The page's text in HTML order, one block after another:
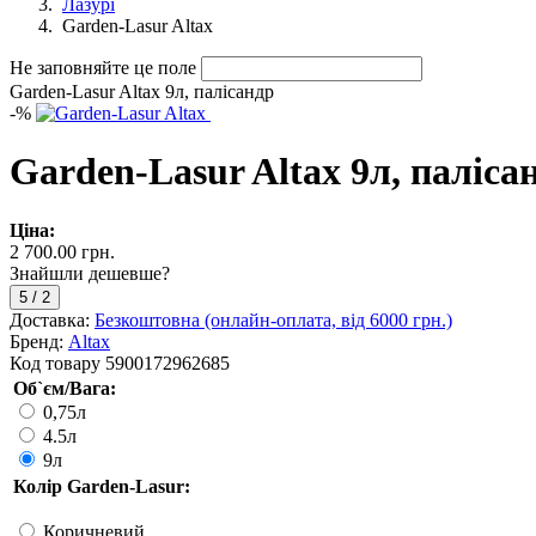
Лазурі
Garden-Lasur Altax
Не заповняйте це поле
Garden-Lasur Altax 9л, палісандр
-%
Garden-Lasur Altax 9л,
Ціна:
2 700.00 грн.
Знайшли дешевше?
5 / 2
Доставка: Безкоштовна (онлайн-оплата, від 6000 грн.)
Бренд: Altax
Код товару 5900172962685
Об`єм/Вага:
0,75л
4.5л
9л
Колір Garden-Lasur:
Коричневий